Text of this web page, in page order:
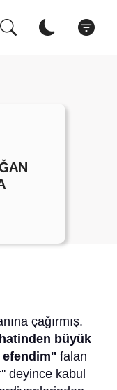
çağırmış.
büyük
efendim'' falan
deyince kabul
Kapat